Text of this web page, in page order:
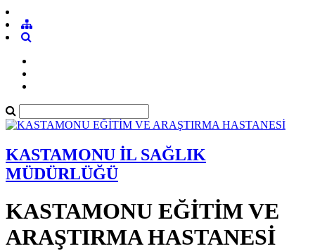
KASTAMONU İL SAĞLIK
MÜDÜRLÜĞÜ
KASTAMONU EĞİTİM VE
ARAŞTIRMA HASTANESİ